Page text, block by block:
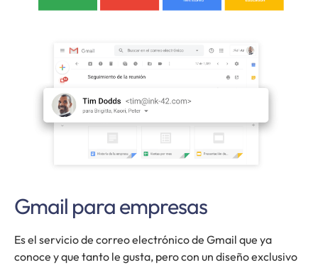
Gmail para empresas
Es el servicio de correo electrónico de Gmail que ya
conoce y que tanto le gusta, pero con un diseño exclusivo